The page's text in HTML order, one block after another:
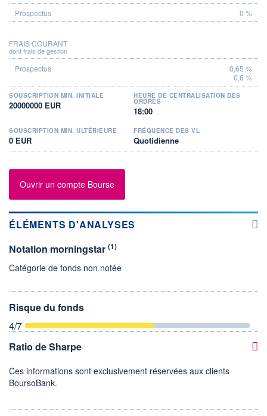
0 %
FRAIS COURANT
dont frais de gestion
0,65 %
0,6 %
SOUSCRIPTION MIN. INITIALE
20000000 EUR
HEURE DE CENTRALISATION DES
ORDRES
18:00
SOUSCRIPTION MIN. ULTÉRIEURE
0 EUR
FRÉQUENCE DES VL
Quotidienne
Ouvrir un compte Bourse
ÉLÉMENTS D'ANALYSES
Notation morningstar (1)
Catégorie de fonds non notée
Risque du fonds
4/7
Ratio de Sharpe
Ces informations sont exclusivement réservées aux clients
BoursoBank.